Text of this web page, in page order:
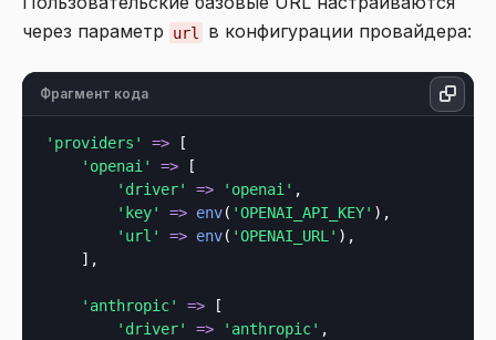
через параметр
url в конфигурации провайдера:
Фрагмент кода
'providers' => [
'openai'
=> [
'driver'
=> 'openai' ,
'key'
=> env( 'OPENAI_API_KEY' ),
'url'
=> env( 'OPENAI_URL' ),
    ],
'anthropic' => [
'driver'
=> 'anthropic' ,